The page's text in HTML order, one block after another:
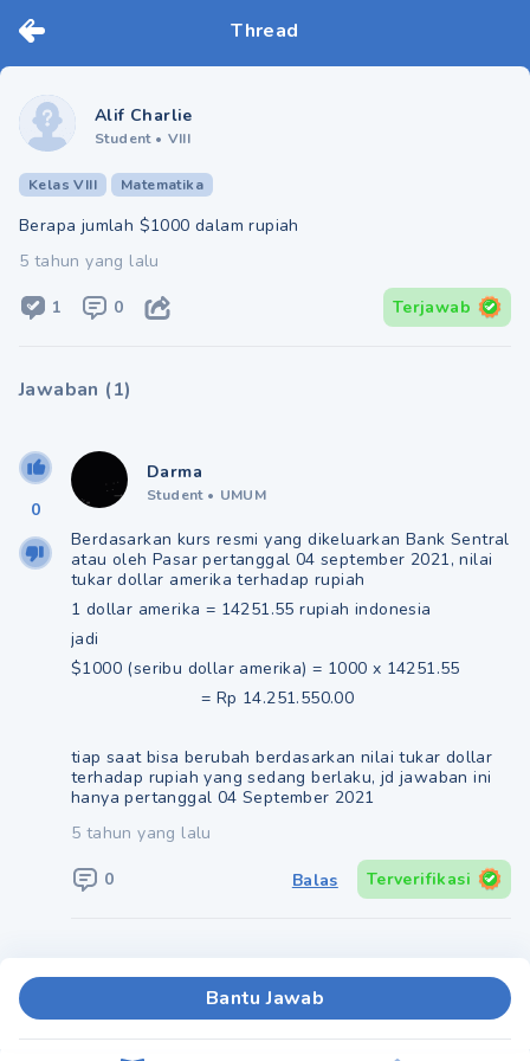
Thread
Alif Charlie
Student • VIII
Kelas VIII Matematika
Berapa jumlah $1000 dalam rupiah
5 tahun yang lalu
1 0 Terjawab
Jawaban (1)
0
Darma
Student • UMUM
Berdasarkan kurs resmi yang dikeluarkan Bank Sentral
atau oleh Pasar pertanggal 04 september 2021, nilai
tukar dollar amerika terhadap rupiah
1 dollar amerika = 14251.55 rupiah indonesia
jadi
$1000 (seribu dollar amerika) = 1000 x 14251.55
= Rp 14.251.550.00
tiap saat bisa berubah berdasarkan nilai tukar dollar
terhadap rupiah yang sedang berlaku, jd jawaban ini
hanya pertanggal 04 September 2021
5 tahun yang lalu
0 Balas Terverifikasi
Bantu Jawab